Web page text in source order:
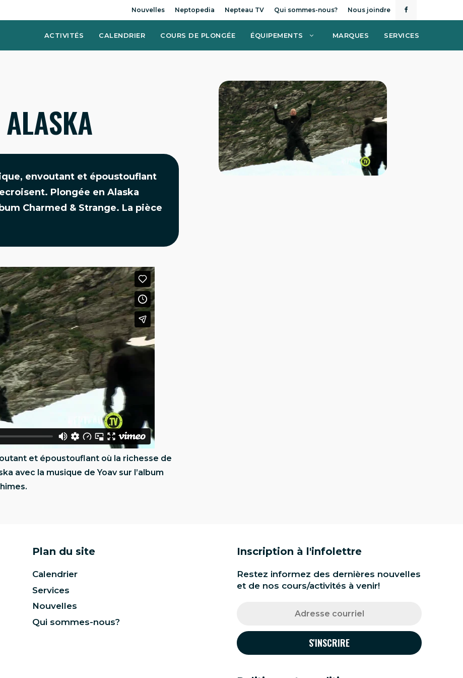
Nouvelles Neptopedia Nepteau TV Qui sommes-nous? Nous joindre
ACTIVITÉS CALENDRIER COURS DE PLONGÉE ÉQUIPEMENTS MARQUES SERVICES
envoutant et époustouflant
Plongée en Alaska
Charmed & Strange. La pièce
et époustouflant où la richesse de
avec la musique de Yoav sur l’album
Plan du site
Calendrier
Services
Nouvelles
Qui sommes-nous?
Inscription à l'infolettre
Restez informez des dernières nouvelles
et de nos cours/activités à venir!